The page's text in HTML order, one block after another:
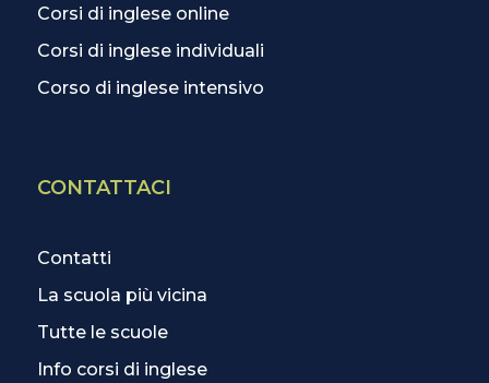
Corsi di inglese online
Corsi di inglese individuali
Corso di inglese intensivo
CONTATTACI
Contatti
La scuola più vicina
Tutte le scuole
Info corsi di inglese